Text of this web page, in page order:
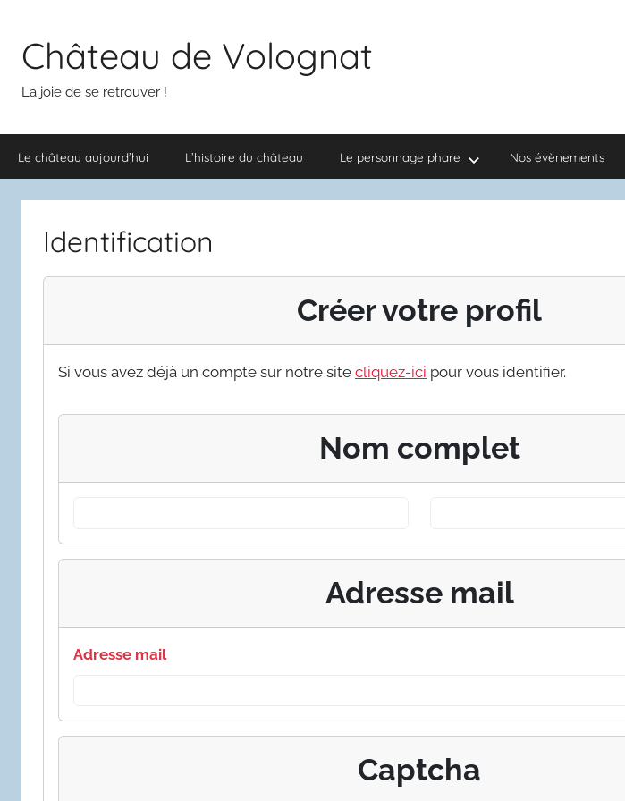
contenuChâteau de Volognat
La joie de se retrouver !
Le château aujourd’hui L’histoire du château Le personnage phare Nos évènements
Identification
Créer votre profil
Si vous avez déjà un compte sur notre site cliquez-ici pour vous identifier.
Nom complet
Adresse mail
Adresse mail
Captcha